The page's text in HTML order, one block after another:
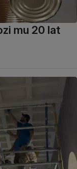
mu 20 lat